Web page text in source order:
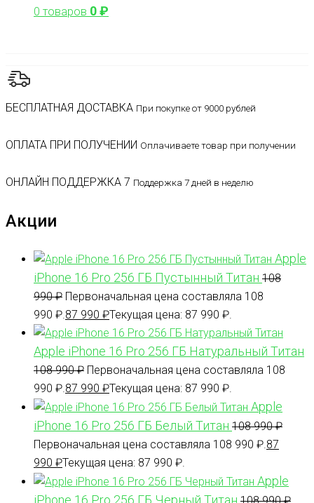
0 товаров 0₽
БЕСПЛАТНАЯ ДОСТАВКА При покупке от 9000 рублей
ОПЛАТА ПРИ ПОЛУЧЕНИИ Оплачиваете товар при получении
ОНЛАЙН ПОДДЕРЖКА 7 Поддержка 7 дней в неделю
Акции
Apple
iPhone 16 Pro 256 ГБ Пустынный Титан 108
990₽ Первоначальная цена составляла 108
990 ₽. 87 990 ₽Текущая цена: 87 990 ₽.
Apple iPhone 16 Pro 256 ГБ Натуральный Титан
108 990₽ Первоначальная цена составляла 108
990 ₽. 87 990 ₽Текущая цена: 87 990 ₽.
Apple
iPhone 16 Pro 256 ГБ Белый Титан 108 990₽
Первоначальная цена составляла 108 990 ₽. 87
990 ₽Текущая цена: 87 990 ₽.
Apple
iPhone 16 Pro 256 ГБ Черный Титан 108 990₽